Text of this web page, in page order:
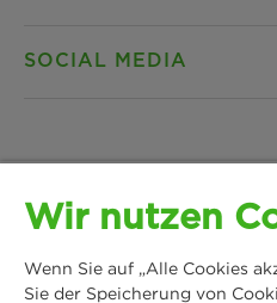
News & Presse
Standorte
Datenschutz
Cookie Einstellungen
SOCIAL MEDIA
Instagram
MANN+HUMMEL
Wir nutzen
Wenn Sie auf „Alle Cookies
Sie der Speicherung von